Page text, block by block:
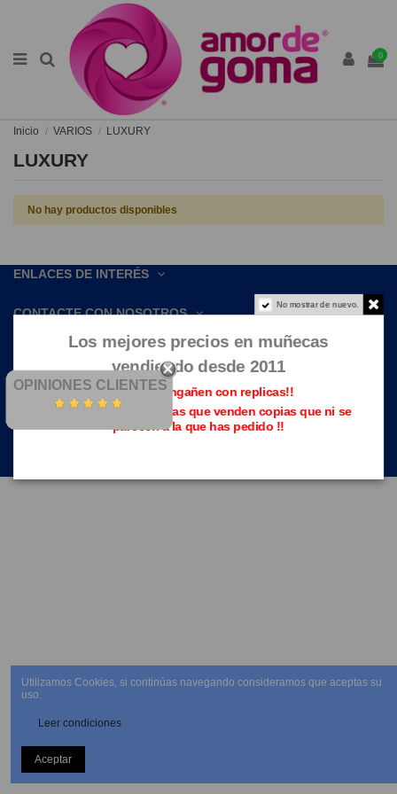
0
Inicio VARIOS LUXURY
LUXURY
No hay productos disponibles
ENLACES DE INTERÉS
CONTACTE CON NOSOTROS
OPINIONES CLIENTES
No mostrar de nuevo.
Los mejores precios en muñecas
vendiendo desde 2011
Que no te engañen con replicas!!
Evita las páginas piratas que venden copias que ni se
parecen a la que has pedido !!
Utilizamos Cookies, si continúas navegando consideramos que aceptas su
uso.
Leer condiciones
Aceptar